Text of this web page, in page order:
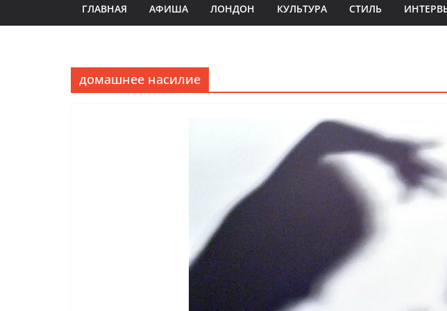
ГЛАВНАЯ АФИША ЛОНДОН КУЛЬТУРА СТИЛЬ
домашнее насилие